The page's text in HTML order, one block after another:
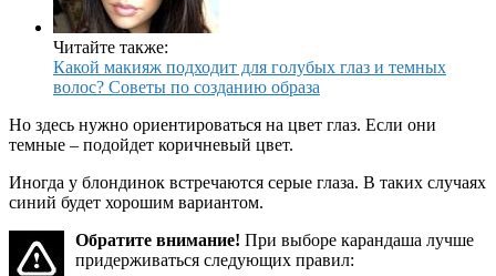
Читайте также:
Какой макияж подходит для голубых глаз и темных
волос? Советы по созданию образа
Но здесь нужно ориентироваться на цвет глаз. Если они
темные – подойдет коричневый цвет.
Иногда у блондинок встречаются серые глаза. В таких случаях
синий будет хорошим вариантом.
Обратите внимание! При выборе карандаша лучше
придерживаться следующих правил: